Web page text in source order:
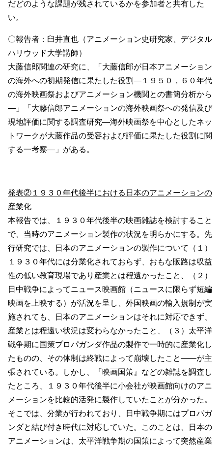
だどのような課題が残されているかを参加者と共有した
い。
〇報告者：臼井直也（アニメーション史研究家、デジタル
ハリウッド大学講師）
大藤信郎関連の研究に、「大藤信郎が日本アニメーション
の海外への初期発信に果たした役割―１９５０，６０年代
の海外映画祭およびアニメーション機関との書簡分析から
―」「大藤信郎アニメーションの海外映画祭への発信及び
現地評価に関する調査研究―海外映画祭を中心としたネッ
トワークが大藤作品の受容および評価に果たした役割に関
する一考察―」がある。
発表②１９３０年代後半における日本のアニメーションの
産業化
本報告では、１９３０年代後半の映画雑誌を検討すること
で、当時のアニメーション製作の状況を明らかにする。先
行研究では、日本のアニメーションの製作について（１）
１９３０年代には分業化されておらず、おもな販路は収益
性の低い教育現場であり産業とは程遠かったこと、（２）
日中戦争によってニュース映画館（ニュースに限らず短編
映画を上映する）が活況を呈し、外国映画の輸入規制が実
施されても、日本のアニメーションはそれに対応できず、
産業とは程遠い状況は変わらなかったこと、（３）太平洋
戦争期に国策プロパガンダ作品の製作で一時的に産業化し
たものの、その体制は終戦によって崩壊したこと――が主
張されている。しかし、『映画国策』などの雑誌を調査し
たところ、１９３０年代後半に小会社が映画館向けのアニ
メーションを比較的活発に製作していたことが分かった。
そこでは、分業が行われており、日中戦争期にはプロパガ
ンダと結び付き時代に対応していた。このことは、日本の
アニメーションは、太平洋戦争期の国策によって突然産業